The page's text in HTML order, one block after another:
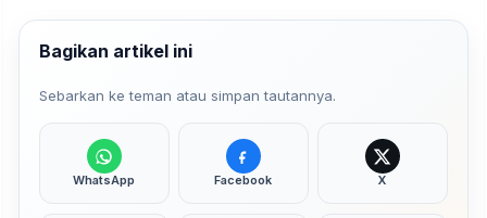
Bagikan artikel ini
Sebarkan ke teman atau simpan tautannya.
WhatsApp Facebook X